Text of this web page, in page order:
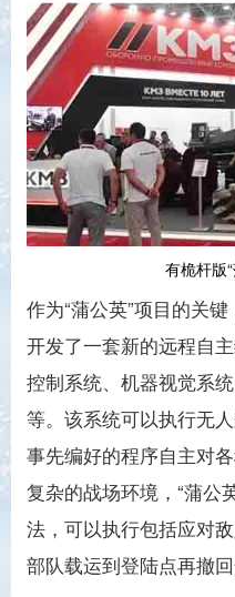
有桅杆版
作为“蒲公英”项目的关
开发了一套新的远程自
控制系统、机器视觉系
等。该系统可以执行无
事先编好的程序自主对
复杂的战场环境，“蒲公
法，可以执行包括应对
部队载运到登陆点再撤